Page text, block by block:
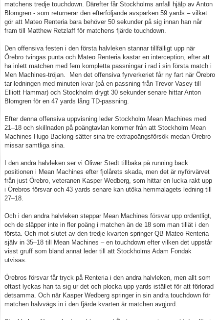
matchens tredje touchdown. Därefter får Stockholms anfall hjälp av Anton
Blomgren - som returnerar den efterföljande avsparken 59 yards – vilket
gör att Mateo Renteria bara behöver 50 sekunder på sig innan han når
fram till Matthew Retzlaff för matchens fjärde touchdown.
Den offensiva festen i den första halvleken stannar tillfälligt upp när
Örebro tvingas punta och Mateo Renteria kastar en interception, efter att
ha inlett matchen med fem kompletta passningar i rad i sin första match i
Men Machines-tröjan. Men det offensiva fyrverkeriet får ny fart när Örebro
tar ledningen med minuten kvar (på en passning från Trevor Vasey till
Elliott Hammar) och Stockholm drygt 30 sekunder senare hittar Anton
Blomgren för en 47 yards lång TD-passning.
Efter denna offensiva uppvisning leder Stockholm Mean Machines med
21–18 och skillnaden på poängtavlan kommer från att Stockholm Mean
Machines Hugo Backing sätter sina tre extrapoängsförsök medan Örebro
missar samtliga sina.
I den andra halvleken ser vi Oliwer Stedt tillbaka på running back
positionen i Mean Machines efter fjolårets skada, men det är nyförvärvet
från just Örebro, veteranen Kasper Wedberg, som hittar en lucka rakt upp
i Örebros försvar och 43 yards senare kan utöka hemmalagets ledning till
27–18.
Och i den andra halvleken steppar Mean Machines försvar upp ordentligt,
och de släpper inte in fler poäng i matchen än de 18 som man tillät i den
första. Och mot slutet av den tredje kvarten springer QB Mateo Renteria
själv in 35–18 till Mean Machines – en touchdown efter vilken det uppstår
visst gruff som bland annat leder till att Stockholms Adam Fondak
utvisas.
Örebros försvar får tryck på Renteria i den andra halvleken, men allt som
oftast lyckas han ta sig ur det och plocka upp yards istället för att förlorad
detsamma. Och när Kasper Wedberg springer in sin andra touchdown för
matchen halvvägs in i den fjärde kvarten är matchen avgjord.